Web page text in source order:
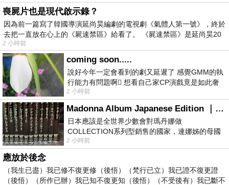
喪屍片也是現代啟示錄？
因為前一篇寫了韓國導演延尚昊編劇的電視劇《氣體人第一號》，終於
去把一直放在心上的《屍速禁區》給看了。 《屍速禁區》是延尚昊20
2 小時前
coming soon.....
說好今年一定會看到的劇又延遲了 感覺GMM的執
行能力有問題啊🫩 想看自己家CP演戲竟是如此奢
侈的事 GMM你說看看啊😑 先把劇放
2 小時前
Madonna Album Japanese Edition ｜瑪丹娜專輯們2026年日本版重發系列
日本應該是全世界少數會對瑪丹娜做
COLLECTION系列型銷售的國家，連娜姊的母國
美國都沒對她這樣過，這全拜在他們到現在唱片
2 小時前
應放於後念
（我生已盡）我已修不復更修（後悟）（梵行已立）我已證不復更證
（後悟）（所作已辦）我已知不復更知（後悟）（不受後有）我已斷不